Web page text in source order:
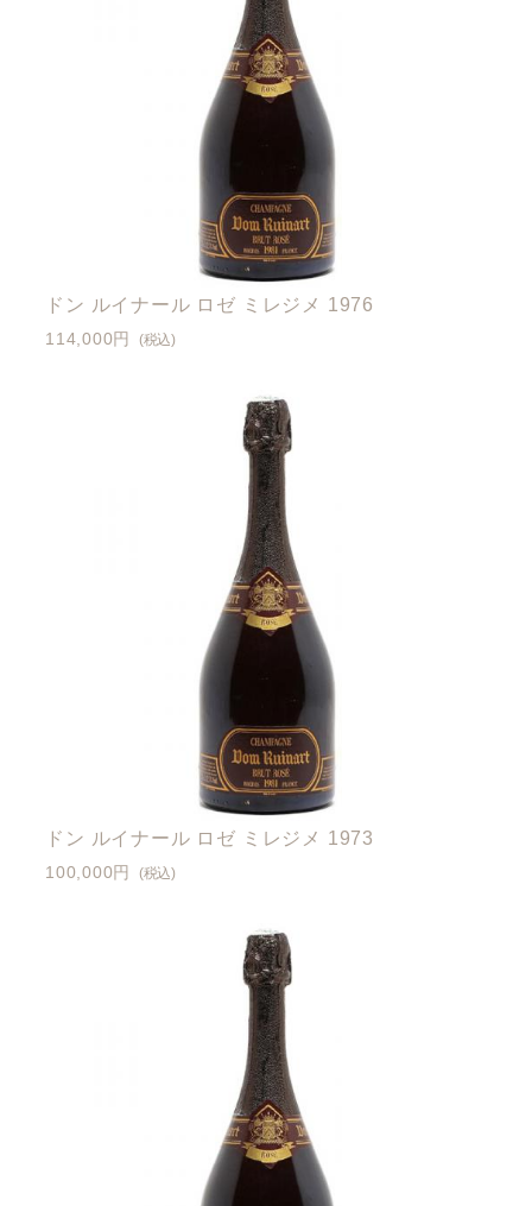
ドン ルイナール ロゼ ミレジメ 1976
114,000円 (税込)
ドン ルイナール ロゼ ミレジメ 1973
100,000円 (税込)